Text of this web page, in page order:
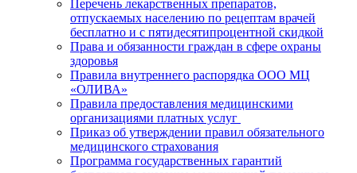
Перечень лекарственных препаратов,
отпускаемых населению по рецептам врачей
бесплатно и с пятидесятипроцентной скидкой
Права и обязанности граждан в сфере охраны
здоровья
Правила внутреннего распорядка ООО МЦ
«ОЛИВА»
Правила предоставления медицинскими
организациями платных услуг
Приказ об утверждении правил обязательного
медицинского страхования
Программа государственных гарантий